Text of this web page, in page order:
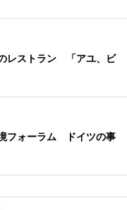
レストラン 「アユ、ビ
フォーラム ドイツの事